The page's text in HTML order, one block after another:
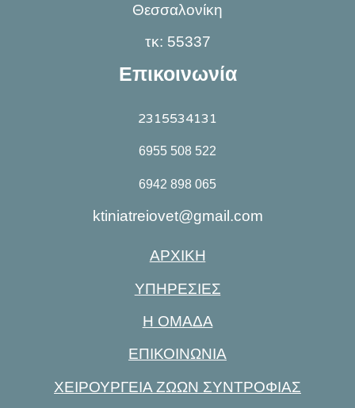
Θεσσαλονίκη
τκ: 55337
Επικοινωνία
2315534131
6955 508 522
6942 898 065
ktiniatreiovet@gmail.com
ΑΡΧΙΚΗ
ΥΠΗΡΕΣΙΕΣ
Η ΟΜΑΔΑ
ΕΠΙΚΟΙΝΩΝΙΑ
ΧΕΙΡΟΥΡΓΕΙΑ ΖΩΩΝ ΣΥΝΤΡΟΦΙΑΣ